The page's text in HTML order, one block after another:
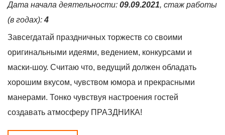
Дата начала деятельности: 09.09.2021, стаж работы
(в годах):4
Завсегдатай праздничных торжеств со своими
оригинальными идеями, ведением, конкурсами и
маски-шоу. Считаю что, ведущий должен обладать
хорошим вкусом, чувством юмора и прекрасными
манерами. Тонко чувствуя настроения гостей
создавать атмосферу ПРАЗДНИКА!